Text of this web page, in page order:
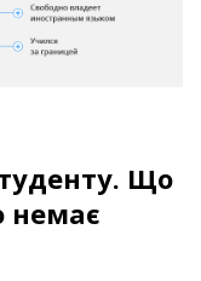
Що
немає